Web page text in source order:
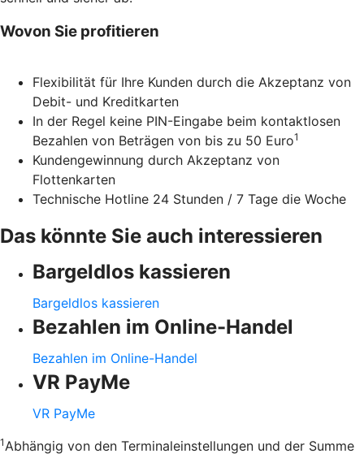
Wovon Sie profitieren
Flexibilität für Ihre Kunden durch die Akzeptanz von
Debit- und Kreditkarten
In der Regel keine PIN-Eingabe beim kontaktlosen
Bezahlen von Beträgen von bis zu 50 Euro1
Kundengewinnung durch Akzeptanz von
Flottenkarten
Technische Hotline 24 Stunden / 7 Tage die Woche
Das könnte Sie auch interessieren
Bargeldlos kassieren
Bargeldlos kassieren
Bezahlen im Online-Handel
Bezahlen im Online-Handel
VR PayMe
VR PayMe
1Abhängig von den Terminaleinstellungen und der Summe